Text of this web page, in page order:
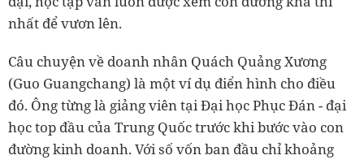
nhất để vươn lên.
Câu chuyện về doanh nhân Quách Quảng Xương
(Guo Guangchang) là một ví dụ điển hình cho điều
đó. Ông từng là giảng viên tại Đại học Phục Đán - đại
học top đầu của Trung Quốc trước khi bước vào con
đường kinh doanh. Với số vốn ban đầu chỉ khoảng